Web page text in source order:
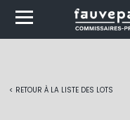
< RETOUR À LA LISTE DES LOTS